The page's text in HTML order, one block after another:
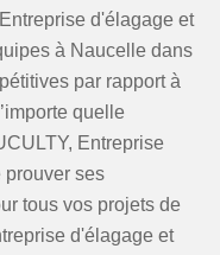
d'élagage et
à Naucelle dans
par rapport à
quelle
Entreprise
prouver ses
tous vos projets de
d'élagage et